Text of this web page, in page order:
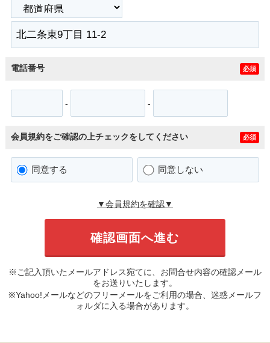
電話番号 必須
- -
会員規約をご確認の上チェックをしてください 必須
同意する 同意しない
▼会員規約を確認▼
※ご記入頂いたメールアドレス宛てに、お問合せ内容の確認メール
をお送りいたします。
※Yahoo!メールなどのフリーメールをご利用の場合、迷惑メールフ
ォルダに入る場合があります。